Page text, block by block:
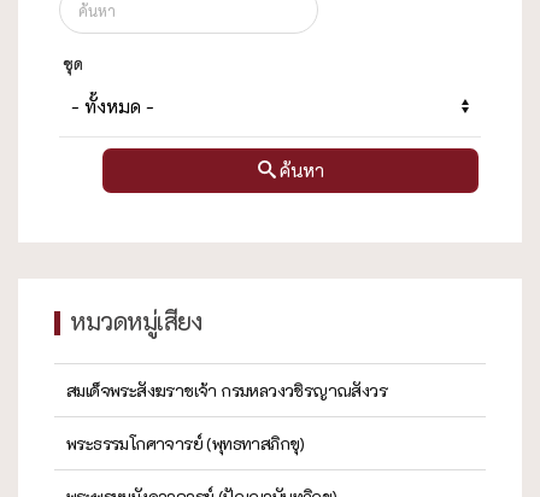
ชุด
ค้นหา
หมวดหมู่เสียง
สมเด็จพระสังฆราชเจ้า กรมหลวงวชิรญาณสังวร
พระธรรมโกศาจารย์ (พุทธทาสภิกขุ)